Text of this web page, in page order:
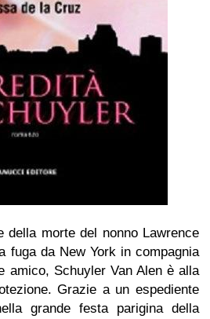
della morte del nonno Lawrence
fuga da New York in compagnia
amico, Schuyler Van Alen è alla
Grazie a un espediente
grande festa parigina della